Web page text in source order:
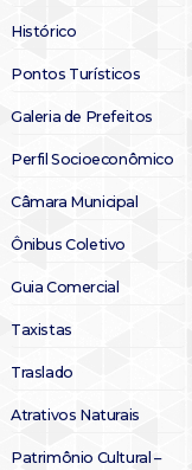
Histórico
Pontos Turísticos
Galeria de Prefeitos
Perfil Socioeconômico
Câmara Municipal
Ônibus Coletivo
Guia Comercial
Taxistas
Traslado
Atrativos Naturais
Patrimônio Cultural –